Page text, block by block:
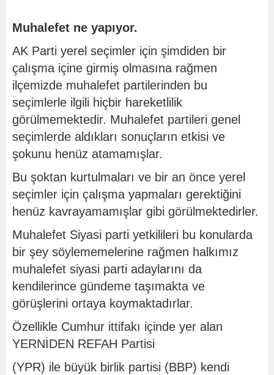
Muhalefet ne yapıyor.
AK Parti yerel seçimler için şimdiden bir
çalışma içine girmiş olmasına rağmen
ilçemizde muhalefet partilerinden bu
seçimlerle ilgili hiçbir hareketlilik
görülmemektedir. Muhalefet partileri genel
seçimlerde aldıkları sonuçların etkisi ve
şokunu henüz atamamışlar.
Bu şoktan kurtulmaları ve bir an önce yerel
seçimler için çalışma yapmaları gerektiğini
henüz kavrayamamışlar gibi görülmektedirler.
Muhalefet Siyasi parti yetkilileri bu konularda
bir şey söylememelerine rağmen halkımız
muhalefet siyasi parti adaylarını da
kendilerince gündeme taşımakta ve
görüşlerini ortaya koymaktadırlar.
Özellikle Cumhur ittifakı içinde yer alan
YERNİDEN REFAH Partisi
(YPR) ile büyük birlik partisi (BBP) kendi